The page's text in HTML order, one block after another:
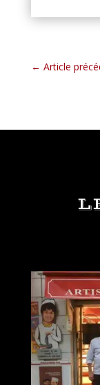
← Article